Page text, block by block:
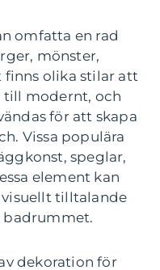
omfatta en rad
mönster,
olika stilar att
till modernt, och
för att skapa
Vissa populära
speglar,
element kan
visuellt tilltalande
badrummet.
dekoration för